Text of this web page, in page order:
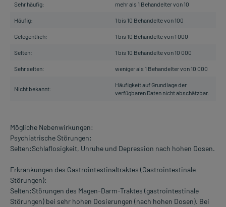
Sehr häufig: mehr als 1 Behandelter von 10
Häufig: 1 bis 10 Behandelte von 100
Gelegentlich: 1 bis 10 Behandelte von 1 000
Selten: 1 bis 10 Behandelte von 10 000
Sehr selten: weniger als 1 Behandelter von 10 000
Nicht bekannt:
Häufigkeit auf Grundlage der
verfügbaren Daten nicht abschätzbar.
Mögliche Nebenwirkungen:
Psychiatrische Störungen:
Selten:Schlaflosigkeit, Unruhe und Depression nach hohen Dosen.
Erkrankungen des Gastrointestinaltraktes (Gastrointestinale
Störungen):
Selten:Störungen des Magen-Darm-Traktes (gastrointestinale
Störungen) bei sehr hohen Dosierungen (nach hohen Dosen). Bei